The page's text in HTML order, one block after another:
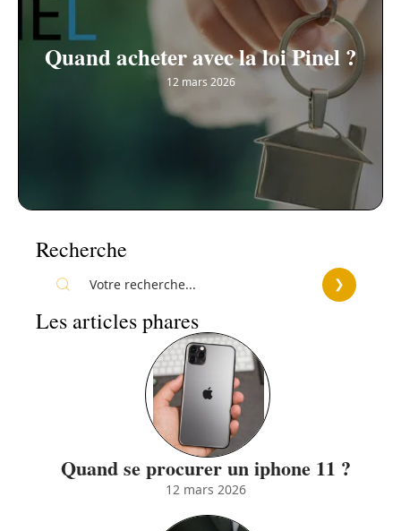
Quand acheter avec la loi Pinel ?
12 mars 2026
Recherche
Les articles phares
Quand se procurer un iphone 11 ?
12 mars 2026